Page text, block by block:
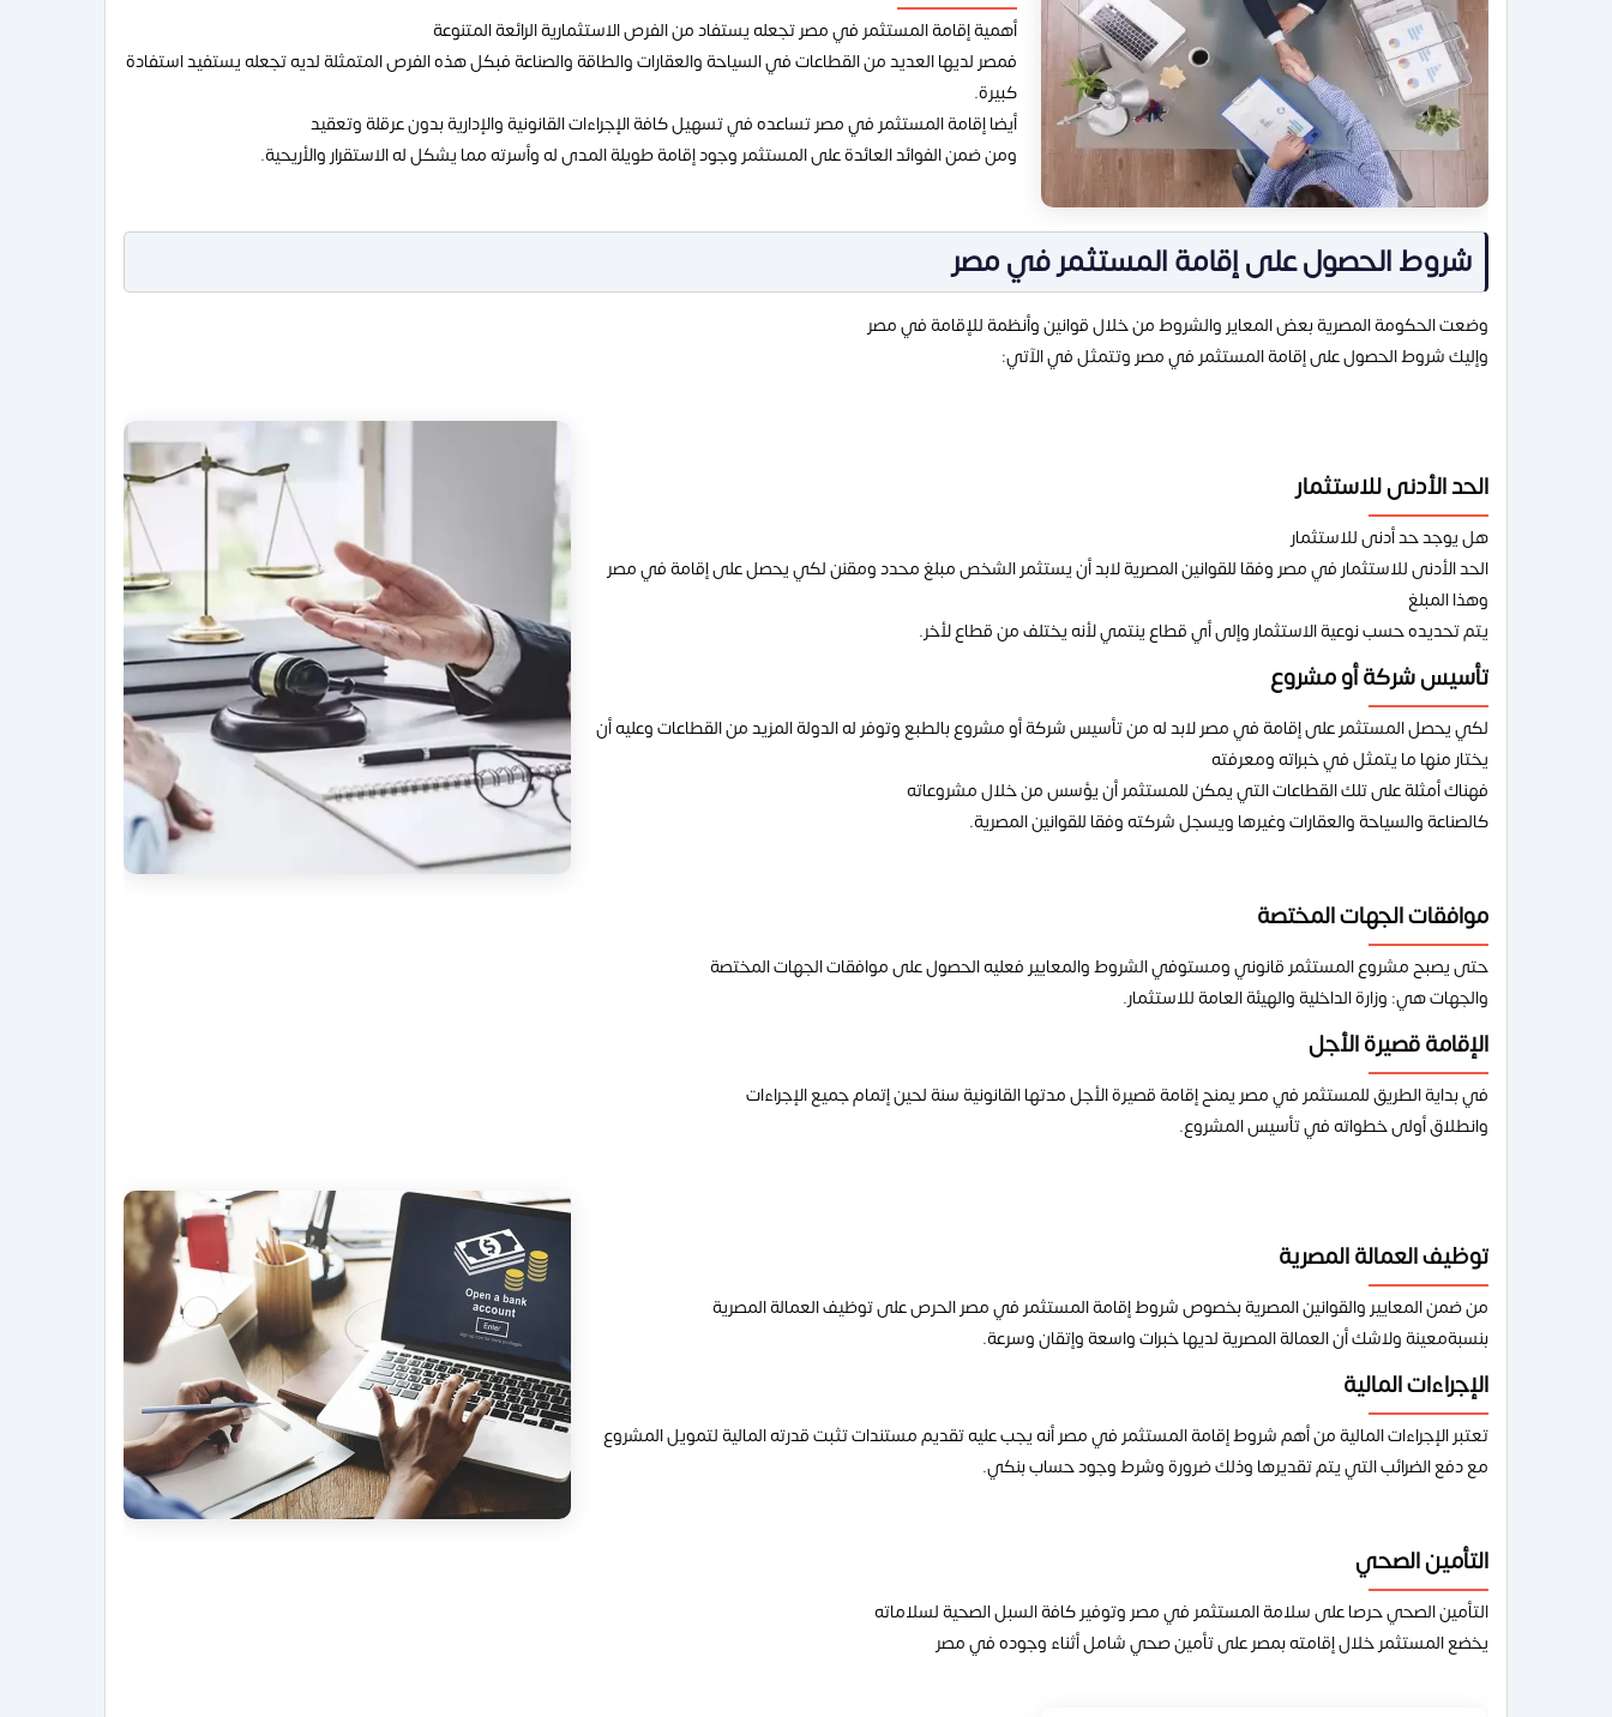
أهمية إقامة المستثمر في مصر تجعله يستفاد من الفرص الاستثمارية الرائعة المتنوعة
فمصر لديها العديد من القطاعات في السياحة والعقارات والطاقة والصناعة فبكل هذه الفرص المتمثلة لديه تجعله يستفيد استفادة
كبيرة.
أيضا إقامة المستثمر في مصر تساعده في تسهيل كافة الإجراءات القانونية والإدارية بدون عرقلة وتعقيد
ومن ضمن الفوائد العائدة على المستثمر وجود إقامة طويلة المدى له وأسرته مما يشكل له الاستقرار والأريحية.
شروط الحصول على إقامة المستثمر في مصر
وضعت الحكومة المصرية بعض المعاير والشروط من خلال قوانين وأنظمة للإقامة في مصر
وإليك شروط الحصول على إقامة المستثمر في مصر وتتمثل في الآتي:
الحد الأدنى للاستثمار
هل يوجد حد أدنى للاستثمار
الحد الأدنى للاستثمار في مصر وفقا للقوانين المصرية لابد أن يستثمر الشخص مبلغ محدد ومقنن لكي يحصل على إقامة في مصر
وهذا المبلغ
يتم تحديده حسب نوعية الاستثمار وإلى أي قطاع ينتمي لأنه يختلف من قطاع لأخر.
تأسيس شركة أو مشروع
لكي يحصل المستثمر على إقامة في مصر لابد له من تأسيس شركة أو مشروع بالطبع وتوفر له الدولة المزيد من القطاعات وعليه أن
يختار منها ما يتمثل في خبراته ومعرفته
فهناك أمثلة على تلك القطاعات التي يمكن للمستثمر أن يؤسس من خلال مشروعاته
كالصناعة والسياحة والعقارات وغيرها ويسجل شركته وفقا للقوانين المصرية.
موافقات الجهات المختصة
حتى يصبح مشروع المستثمر قانوني ومستوفي الشروط والمعايير فعليه الحصول على موافقات الجهات المختصة
والجهات هي: وزارة الداخلية والهيئة العامة للاستثمار.
الإقامة قصيرة الأجل
في بداية الطريق للمستثمر في مصر يمنح إقامة قصيرة الأجل مدتها القانونية سنة لحين إتمام جميع الإجراءات
وانطلاق أولى خطواته في تأسيس المشروع.
توظيف العمالة المصرية
من ضمن المعايير والقوانين المصرية بخصوص شروط إقامة المستثمر في مصر الحرص على توظيف العمالة المصرية
بنسبةمعينة ولاشك أن العمالة المصرية لديها خبرات واسعة وإتقان وسرعة.
الإجراءات المالية
تعتبر الإجراءات المالية من أهم شروط إقامة المستثمر في مصر أنه يجب عليه تقديم مستندات تثبت قدرته المالية لتمويل المشروع
مع دفع الضرائب التي يتم تقديرها وذلك ضرورة وشرط وجود حساب بنكي.
التأمين الصحي
التأمين الصحي حرصا على سلامة المستثمر في مصر وتوفير كافة السبل الصحية لسلاماته
يخضع المستثمر خلال إقامته بمصر على تأمين صحي شامل أثناء وجوده في مصر